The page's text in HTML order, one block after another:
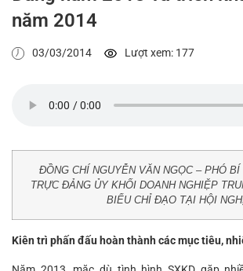
năm 2014
03/03/2014 Lượt xem: 177
ĐỒNG CHÍ NGUYỄN VĂN NGỌC – PHÓ
TRỰC ĐẢNG ỦY KHỐI DOANH NGHIỆP
BIỂU CHỈ ĐẠO TẠI HỘI
Kiên trì phấn đấu hoàn thành các mục tiêu,
Tìm